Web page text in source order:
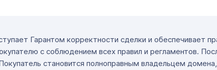
Гарантом корректности сделки и обеспечивает
с соблюдением всех правил и регламентов.
становится полноправным владельцем